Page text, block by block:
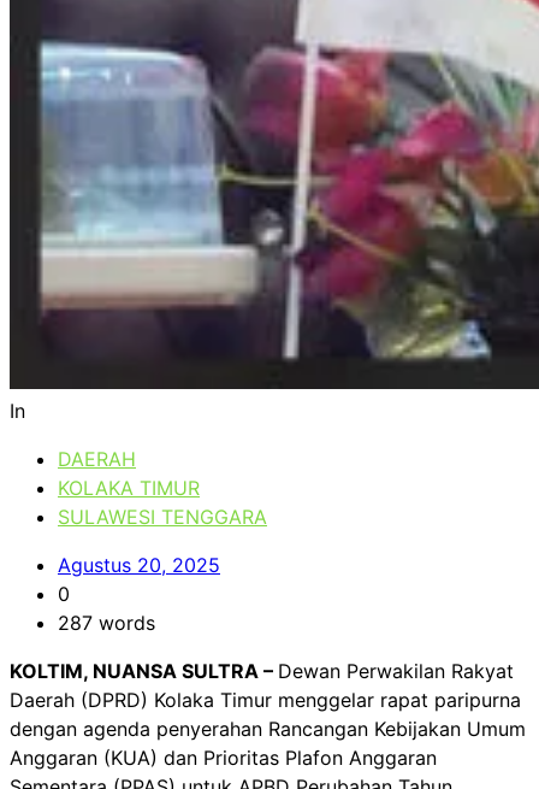
In
DAERAH
KOLAKA TIMUR
SULAWESI TENGGARA
Agustus 20, 2025
0
287 words
KOLTIM, NUANSA SULTRA – Dewan Perwakilan Rakyat
Daerah (DPRD) Kolaka Timur menggelar rapat paripurna
dengan agenda penyerahan Rancangan Kebijakan Umum
Anggaran (KUA) dan Prioritas Plafon Anggaran